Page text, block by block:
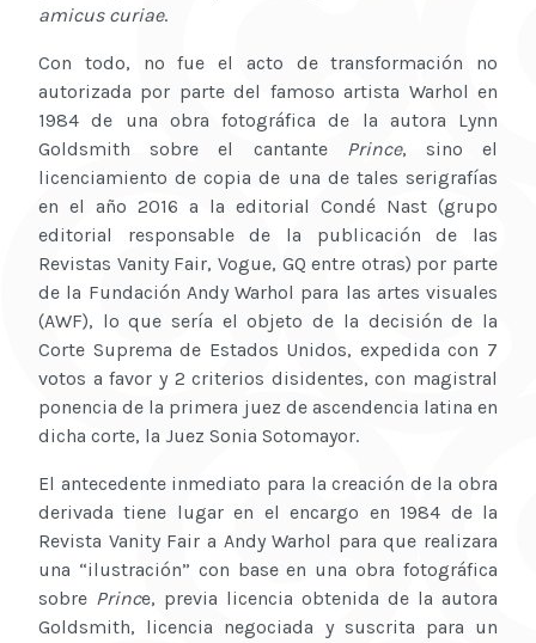
amicus curiae.
Con todo, no fue el acto de transformación no
autorizada por parte del famoso artista Warhol en
1984 de una obra fotográfica de la autora Lynn
Goldsmith sobre el cantante Prince, sino el
licenciamiento de copia de una de tales serigrafías
en el año 2016 a la editorial Condé Nast (grupo
editorial responsable de la publicación de las
Revistas Vanity Fair, Vogue, GQ entre otras) por parte
de la Fundación Andy Warhol para las artes visuales
(AWF), lo que sería el objeto de la decisión de la
Corte Suprema de Estados Unidos, expedida con 7
votos a favor y 2 criterios disidentes, con magistral
ponencia de la primera juez de ascendencia latina en
dicha corte, la Juez Sonia Sotomayor.
El antecedente inmediato para la creación de la obra
derivada tiene lugar en el encargo en 1984 de la
Revista Vanity Fair a Andy Warhol para que realizara
una “ilustración” con base en una obra fotográfica
sobre Prince, previa licencia obtenida de la autora
Goldsmith, licencia negociada y suscrita para un